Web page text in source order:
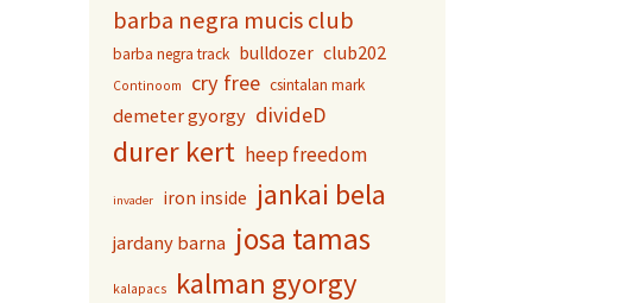
barba negra mucis club
barba negra track bulldozer club202
Continoom cry free csintalan mark
demeter gyorgy divideD
durer kert heep freedom
invader iron inside jankai bela
jardany barna josa tamas
kalapacs kalman gyorgy